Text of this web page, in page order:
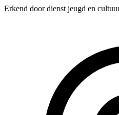
Erkend door dienst jeugd en